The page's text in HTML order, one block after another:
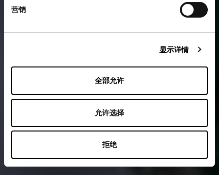
营销
显示详情
全部允许
允许选择
拒绝